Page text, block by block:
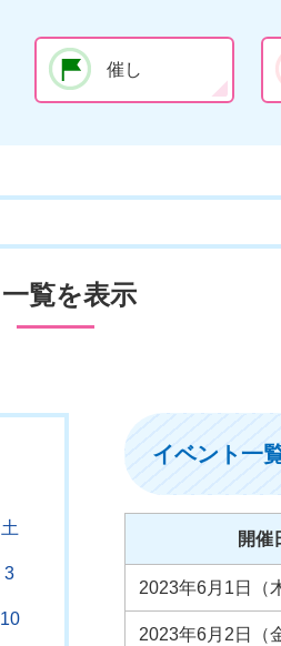
催し
一覧を表示
土
3
10
イベント一
開催
2023年6月1日（
2023年6月2日（